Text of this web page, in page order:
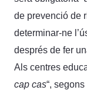
de prevenció de
determinar-ne
després de fer
Als centres
cap cas“,